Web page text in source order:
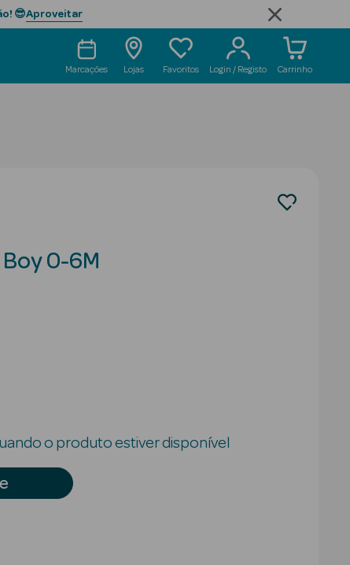
😎Aproveitar
Marcações Lojas Favoritos Login / Registo Carrinho
0-6M
o produto estiver disponível